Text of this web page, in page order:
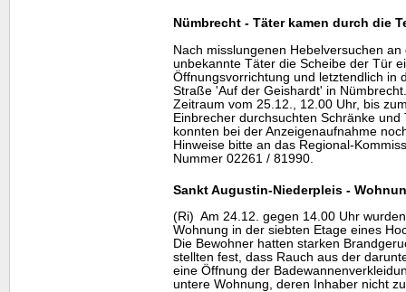
Nümbrecht - Täter kamen durch die
Nach misslungenen Hebelversuchen
unbekannte Täter die Scheibe der Tür
Öffnungsvorrichtung und letztendlich in
Straße 'Auf der Geishardt' in
Zeitraum vom 25.12., 12.00 Uhr, bis
Einbrecher durchsuchten Schränke
konnten bei der Anzeigenaufnahme
Hinweise bitte an das Regional-
Nummer 02261 / 81990.
Sankt Augustin-Niederpleis -
(Ri) Am 24.12. gegen 14.00 Uhr
Wohnung in der siebten Etage eines
Die Bewohner hatten starken
stellten fest, dass Rauch aus der
eine Öffnung der
untere Wohnung, deren Inhaber nicht